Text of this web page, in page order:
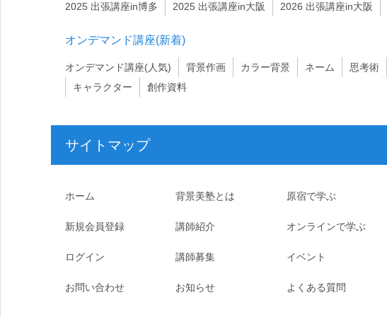
2025 出張講座in博多 2025 出張講座in大阪 2026 出張講座in大阪
オンデマンド講座(新着)
オンデマンド講座(人気) 背景作画 カラー背景 ネーム 思考術
キャラクター
創作資料
サイトマップ
ホーム
新規会員登録
ログイン
お問い合わせ
背景美塾とは
講師紹介
講師募集
お知らせ
原宿で学ぶ
オンラインで学ぶ
イベント
よくある質問